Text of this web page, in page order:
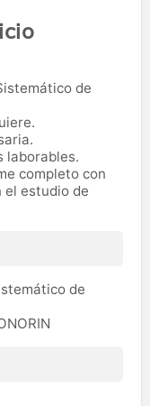
de
laborables.
completo con
el estudio de
de